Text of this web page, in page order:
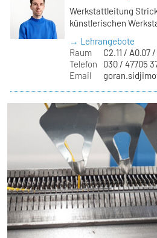
Werkstattleitung
künstlerischen
→ Lehrangebote
Raum
C2.11 / A0.07
Telefon
030 / 47705
Email